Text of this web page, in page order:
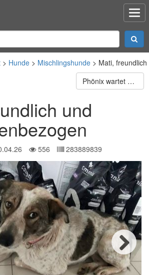
Hunde Mischlingshunde
Mati,
Phönix wartet auf seine Chance
und
556 283889839
Next